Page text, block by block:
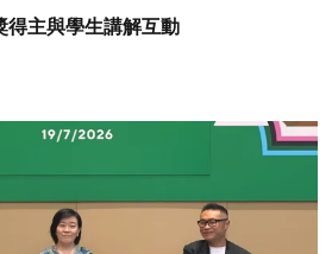
得主與學生講解互動